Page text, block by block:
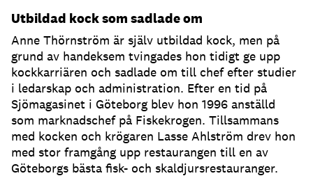
Utbildad kock som sadlade om
Anne Thörnström är själv utbildad kock, men på
grund av handeksem tvingades hon tidigt ge upp
kockkarriären och sadlade om till chef efter studier
i ledarskap och administration. Efter en tid på
Sjömagasinet i Göteborg blev hon 1996 anställd
som marknadschef på Fiskekrogen. Tillsammans
med kocken och krögaren Lasse Ahlström drev hon
med stor framgång upp restaurangen till en av
Göteborgs bästa fisk- och skaldjursrestauranger.